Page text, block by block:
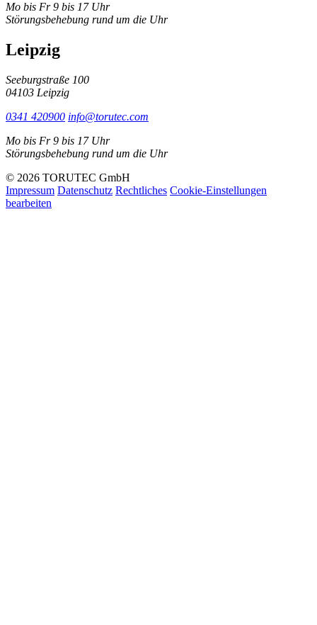
Mo bis Fr 9 bis 17 Uhr
Störungsbehebung rund um die Uhr
Leipzig
Seeburgstraße 100
04103 Leipzig
0341 420900 info@torutec.com
Mo bis Fr 9 bis 17 Uhr
Störungsbehebung rund um die Uhr
© 2026 TORUTEC GmbH
Impressum Datenschutz Rechtliches Cookie-Einstellungen
bearbeiten